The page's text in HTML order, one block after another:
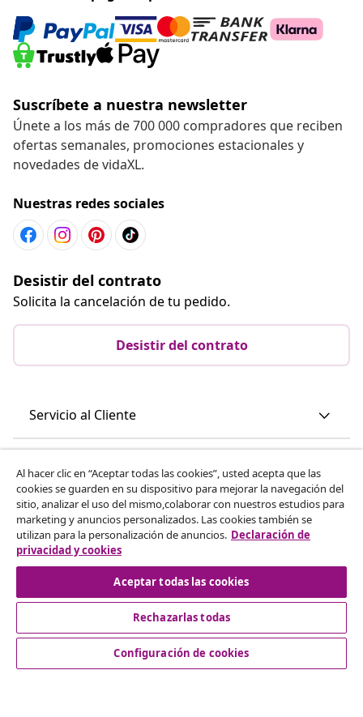
Suscríbete a nuestra newsletter
Únete a los más de 700 000 compradores que reciben
ofertas semanales, promociones estacionales y
novedades de vidaXL.
Nuestras redes sociales
Desistir del contrato
Solicita la cancelación de tu pedido.
Desistir del contrato
Servicio al Cliente
vidaXL
Descubre mas
Al hacer clic en “Aceptar todas las cookies”, usted acepta que las
cookies se guarden en su dispositivo para mejorar la navegación del
sitio, analizar el uso del mismo,colaborar con nuestros estudios para
marketing y anuncios personalizados. Las cookies también se
utilizan para la personalización de anuncios. Declaración de
privacidad y cookies
Aceptar todas las cookies
Rechazarlas todas
Configuración de cookies